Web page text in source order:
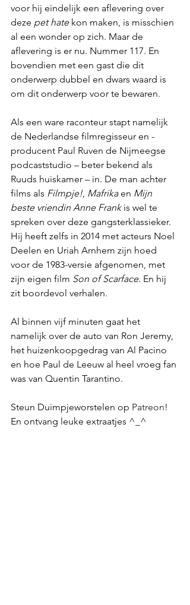
voor hij eindelijk een aflevering over
deze pet hate kon maken, is misschien
al een wonder op zich. Maar de
aflevering is er nu. Nummer 117. En
bovendien met een gast die dit
onderwerp dubbel en dwars waard is
om dit onderwerp voor te bewaren.
Als een ware raconteur stapt namelijk
de Nederlandse filmregisseur en -
producent Paul Ruven de Nijmeegse
podcaststudio – beter bekend als
Ruuds huiskamer – in. De man achter
films als Filmpje!, Mafrika en Mijn
beste vriendin Anne Frank is wel te
spreken over deze gangsterklassieker.
Hij heeft zelfs in 2014 met acteurs Noel
Deelen en Uriah Arnhem zijn hoed
voor de 1983-versie afgenomen, met
zijn eigen film Son of Scarface. En hij
zit boordevol verhalen.
Al binnen vijf minuten gaat het
namelijk over de auto van Ron Jeremy,
het huizenkoopgedrag van Al Pacino
en hoe Paul de Leeuw al heel vroeg fan
was van Quentin Tarantino.
Steun Duimpjeworstelen op Patreon!
En ontvang leuke extraatjes ^_^